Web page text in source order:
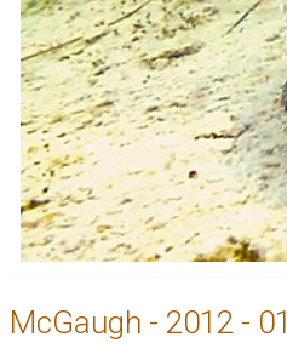
McGaugh - 2012 - 01